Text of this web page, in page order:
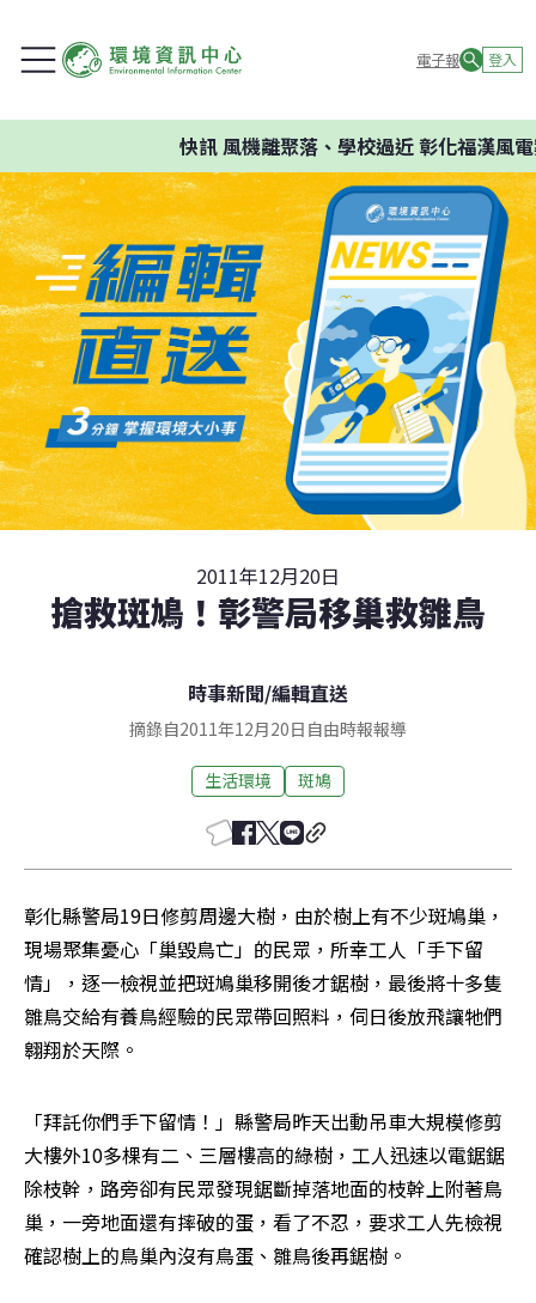
電子報 登入
快訊風機離聚落、學校過近 彰化福漢風電
2011年12月20日
搶救斑鳩！彰警局移巢救雛鳥
時事新聞/編輯直送
摘錄自2011年12月20日自由時報報導
生活環境 斑鳩
彰化縣警局19日修剪周邊大樹，由於樹上有不少斑鳩巢，
現場聚集憂心「巢毀鳥亡」的民眾，所幸工人「手下留
情」，逐一檢視並把斑鳩巢移開後才鋸樹，最後將十多隻
雛鳥交給有養鳥經驗的民眾帶回照料，伺日後放飛讓牠們
翱翔於天際。
「拜託你們手下留情！」縣警局昨天出動吊車大規模修剪
大樓外10多棵有二、三層樓高的綠樹，工人迅速以電鋸鋸
除枝幹，路旁卻有民眾發現鋸斷掉落地面的枝幹上附著鳥
巢，一旁地面還有摔破的蛋，看了不忍，要求工人先檢視
確認樹上的鳥巢內沒有鳥蛋、雛鳥後再鋸樹。